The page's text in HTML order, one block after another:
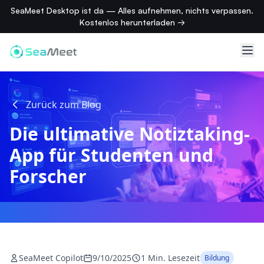
SeaMeet Desktop ist da — Alles aufnehmen, nichts verpassen.
Kostenlos herunterladen →
Zurück zum Blog
Die ultimative Notiztaking-
App für Studenten und
Forscher
SeaMeet Copilot 9/10/2025 1 Min. Lesezeit Bildung